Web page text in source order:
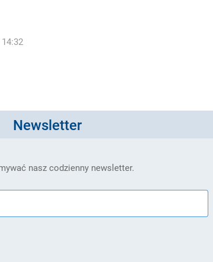
Newsletter
nasz codzienny newsletter.